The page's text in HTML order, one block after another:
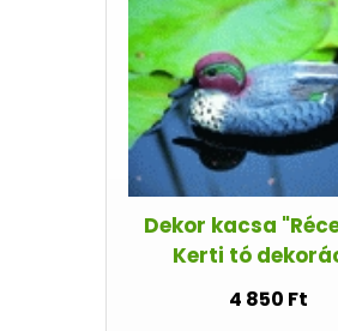
Dekor kacsa
Kerti tó
4 850 Ft